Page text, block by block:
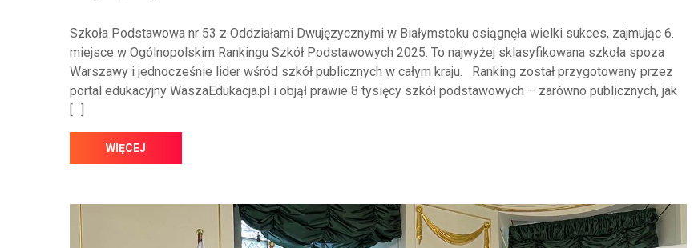
Szkoła Podstawowa nr 53 z Oddziałami Dwujęzycznymi w Białymstoku osiągnęła wielki sukces, zajmując 6.
miejsce w Ogólnopolskim Rankingu Szkół Podstawowych 2025. To najwyżej sklasyfikowana szkoła spoza
Warszawy i jednocześnie lider wśród szkół publicznych w całym kraju. Ranking został przygotowany przez
portal edukacyjny WaszaEdukacja.pl i objął prawie 8 tysięcy szkół podstawowych – zarówno publicznych, jak
[…]
WIĘCEJ